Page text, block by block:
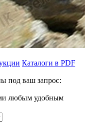
Каталоги в PDF
под ваш запрос:
любым удобным